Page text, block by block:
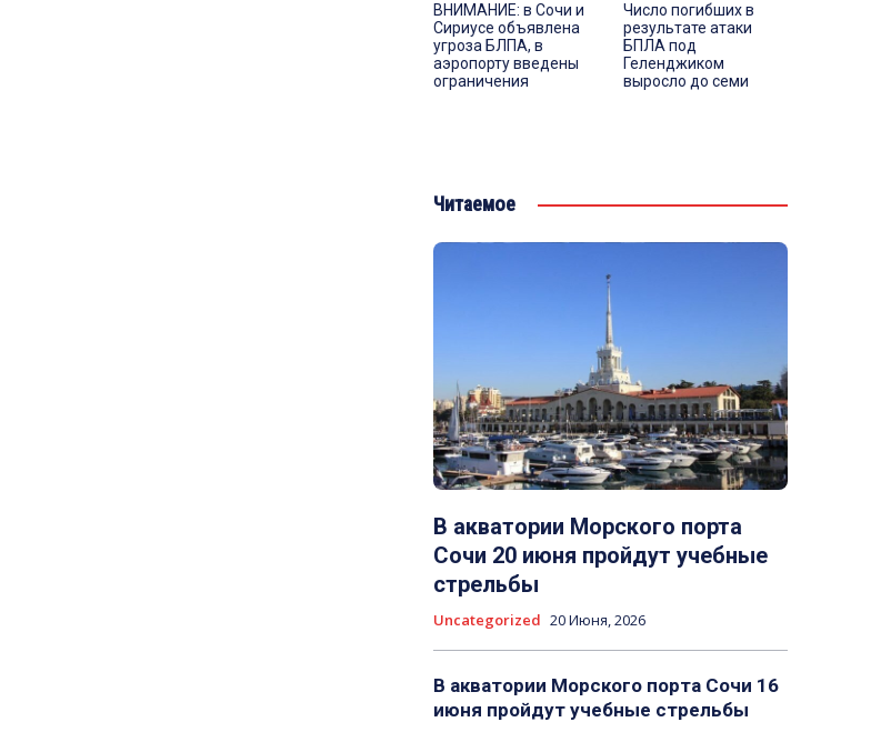
ВНИМАНИЕ: в Сочи и
Сириусе объявлена
угроза БЛПА, в
аэропорту введены
ограничения
Число погибших в
результате атаки
БПЛА под
Геленджиком
выросло до семи
Читаемое
В акватории Морского порта
Сочи 20 июня пройдут учебные
стрельбы
Uncategorized 20 Июня, 2026
В акватории Морского порта Сочи 16
июня пройдут учебные стрельбы